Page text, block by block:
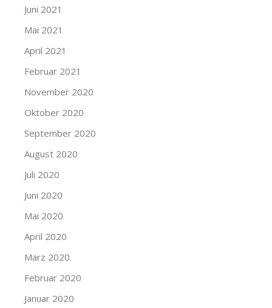
Juni 2021
Mai 2021
April 2021
Februar 2021
November 2020
Oktober 2020
September 2020
August 2020
Juli 2020
Juni 2020
Mai 2020
April 2020
März 2020
Februar 2020
Januar 2020